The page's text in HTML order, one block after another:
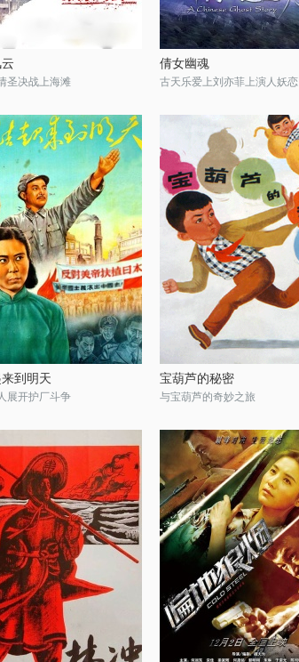
圣决战上海滩
倩女幽魂
古天乐爱上刘亦菲上演人妖恋
到明天
展开护厂斗争
宝葫芦的秘密
与宝葫芦的奇妙之旅